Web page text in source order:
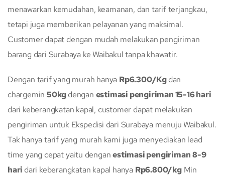
menawarkan kemudahan, keamanan, dan tarif terjangkau,
tetapi juga memberikan pelayanan yang maksimal.
Customer dapat dengan mudah melakukan pengiriman
barang dari Surabaya ke Waibakul tanpa khawatir.
Dengan tarif yang murah hanya Rp6.300/Kgdan
chargemin50kgdengan estimasi pengiriman 15-16 hari
dari keberangkatan kapal, customer dapat melakukan
pengiriman untuk Ekspedisi dari Surabaya menuju Waibakul.
Tak hanya tarif yang murah kami juga menyediakan lead
time yang cepat yaitu denganestimasi pengiriman 8-9
hari dari keberangkatan kapal hanya Rp6.800/kgMin